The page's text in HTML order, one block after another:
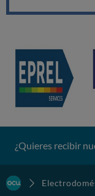
¿Quieres recibir